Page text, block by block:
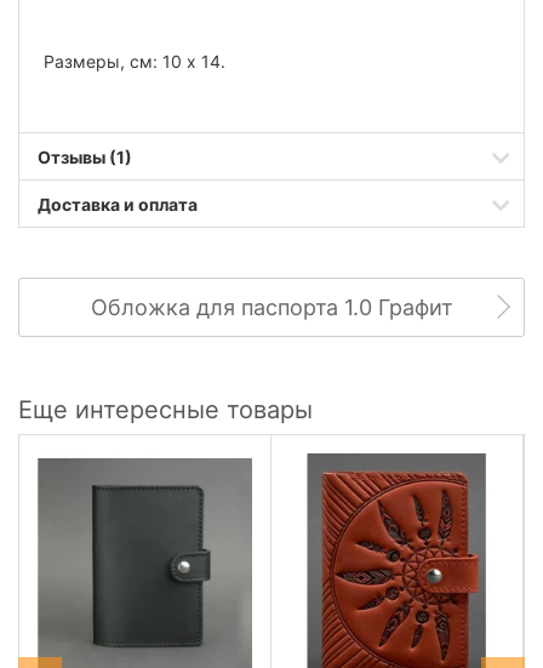
Размеры, см: 10 х 14.
Отзывы (1)
Доставка и оплата
Обложка для паспорта 1.0 Графит
Еще интересные товары